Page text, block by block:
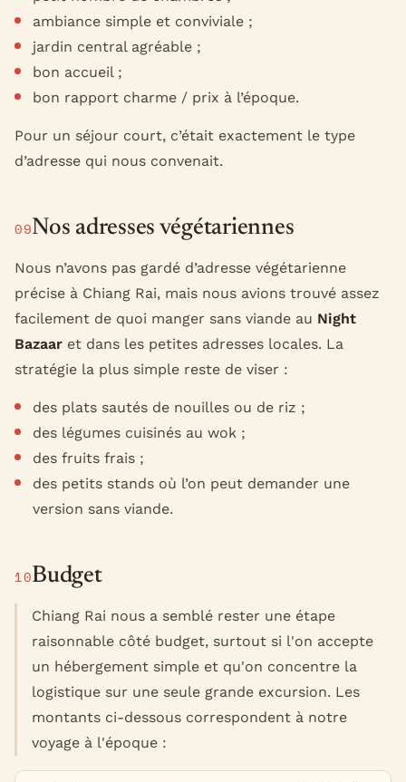
ambiance simple et conviviale ;
jardin central agréable ;
bon accueil ;
bon rapport charme / prix à l’époque.
Pour un séjour court, c’était exactement le type
d’adresse qui nous convenait.
09Nos adresses végétariennes
Nous n’avons pas gardé d’adresse végétarienne
précise à Chiang Rai, mais nous avions trouvé assez
facilement de quoi manger sans viande au Night
Bazaar et dans les petites adresses locales. La
stratégie la plus simple reste de viser :
des plats sautés de nouilles ou de riz ;
des légumes cuisinés au wok ;
des fruits frais ;
des petits stands où l’on peut demander une
version sans viande.
10Budget
Chiang Rai nous a semblé rester une étape
raisonnable côté budget, surtout si l'on accepte
un hébergement simple et qu'on concentre la
logistique sur une seule grande excursion. Les
montants ci-dessous correspondent à notre
voyage à l'époque :